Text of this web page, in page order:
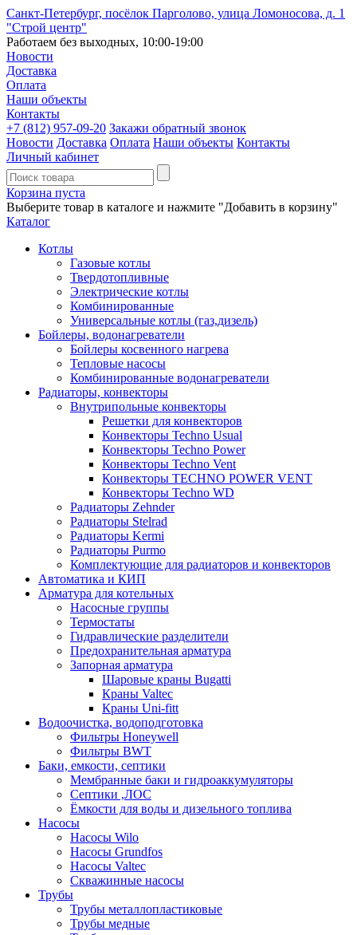
Санкт-Петербург, посёлок Парголово, улица Ломоносова, д. 1
"Строй центр"
Работаем без выходных, 10:00-19:00
Новости
Доставка
Оплата
Наши объекты
Контакты
+7 (812) 957-09-20 Закажи обратный звонок
Новости Доставка Оплата Наши объекты Контакты
Личный кабинет
Корзина пуста
Выберите товар в каталоге и нажмите "Добавить в корзину"
Каталог
Котлы
Газовые котлы
Твердотопливные
Электрические котлы
Комбинированные
Универсальные котлы (газ,дизель)
Бойлеры, водонагреватели
Бойлеры косвенного нагрева
Тепловые насосы
Комбинированные водонагреватели
Радиаторы, конвекторы
Внутрипольные конвекторы
Решетки для конвекторов
Конвекторы Techno Usual
Конвекторы Techno Power
Конвекторы Techno Vent
Конвекторы TECHNO POWER VENT
Конвекторы Techno WD
Радиаторы Zehnder
Радиаторы Stelrad
Радиаторы Kermi
Радиаторы Purmo
Комплектующие для радиаторов и конвекторов
Автоматика и КИП
Арматура для котельных
Насосные группы
Термостаты
Гидравлические разделители
Предохранительная арматура
Запорная арматура
Шаровые краны Bugatti
Краны Valtec
Краны Uni-fitt
Водоочистка, водоподготовка
Фильтры Honeywell
Фильтры BWT
Баки, емкости, септики
Мембранные баки и гидроаккумуляторы
Септики ,ЛОС
Ёмкости для воды и дизельного топлива
Насосы
Насосы Wilo
Насосы Grundfos
Насосы Valtec
Скважинные насосы
Трубы
Трубы металлопластиковые
Трубы медные